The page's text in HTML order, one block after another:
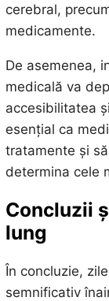
cerebral,
medicamente.
De asemenea,
medicală va
accesibilitatea
esențial ca
tratamente și
determina cele
Concluzii
lung
În concluzie,
semnificativ